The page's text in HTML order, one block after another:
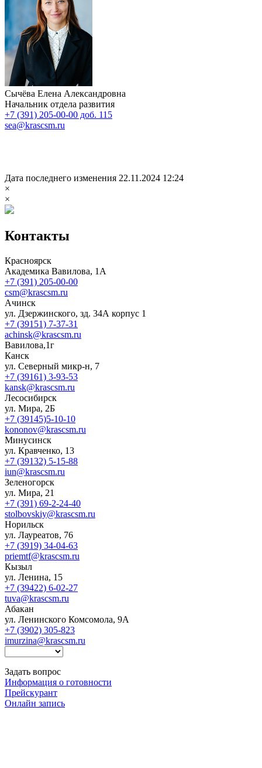
Сычёва Елена Александровна
Начальник отдела развития
+7 (391) 205-00-00 доб. 115
sea@krascsm.ru
Дата последнего изменения 22.11.2024 12:24
×
×
Контакты
Красноярск
Академика Вавилова, 1А
+7 (391) 205-00-00
csm@krascsm.ru
Ачинск
ул. Дзержинского, зд. 34А корпус 1
+7 (39151) 7-37-31
achinsk@krascsm.ru
Вавилова,1г
Канск
ул. Северный микр-н, 7
+7 (39161) 3-93-53
kansk@krascsm.ru
Лесосибирск
ул. Мира, 2Б
+7 (39145)5-10-10
kononov@krascsm.ru
Минусинск
ул. Кравченко, 13
+7 (39132) 5-15-88
iun@krascsm.ru
Зеленогорск
ул. Мира, 21
+7 (391) 69-2-24-40
stolbovskiy@krascsm.ru
Норильск
ул. Лауреатов, 76
+7 (3919) 34-04-63
priemtf@krascsm.ru
Кызыл
ул. Ленина, 15
+7 (39422) 6-02-27
tuva@krascsm.ru
Абакан
ул. Ленинского Комсомола, 9А
+7 (3902) 305-823
imurzina@krascsm.ru
Задать вопрос
Информация о готовности
Прейскурант
Онлайн запись